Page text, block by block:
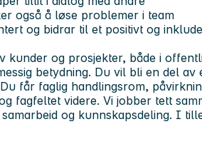
også å løse problemer i team
og bidrar til et positivt og
kunder og prosjekter, både i
betydning. Du vil bli en del av
får faglig handlingsrom,
fagfeltet videre. Vi jobber tett
og kunnskapsdeling. I